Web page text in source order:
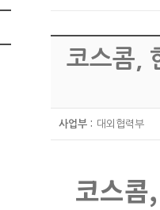
코스콤,
사업부 : 대외협력부
코스콤